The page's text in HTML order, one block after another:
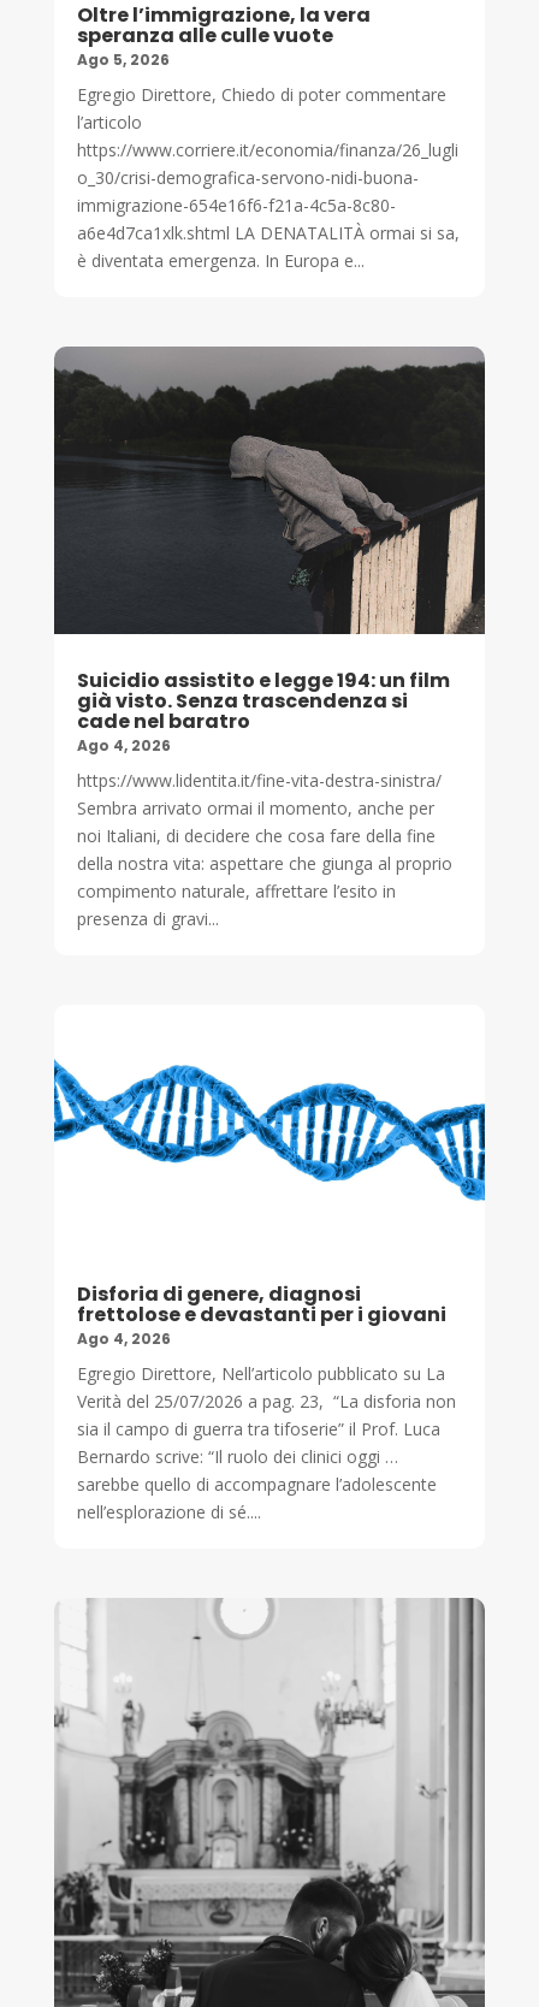
Oltre l’immigrazione, la vera
speranza alle culle vuote
Ago 5, 2026
Egregio Direttore, Chiedo di poter commentare
l’articolo
https://www.corriere.it/economia/finanza/26_lugli
o_30/crisi-demografica-servono-nidi-buona-
immigrazione-654e16f6-f21a-4c5a-8c80-
a6e4d7ca1xlk.shtml LA DENATALITÀ ormai si sa,
è diventata emergenza. In Europa e...
Suicidio assistito e legge 194: un film
già visto. Senza trascendenza si
cade nel baratro
Ago 4, 2026
https://www.lidentita.it/fine-vita-destra-sinistra/
Sembra arrivato ormai il momento, anche per
noi Italiani, di decidere che cosa fare della fine
della nostra vita: aspettare che giunga al proprio
compimento naturale, affrettare l’esito in
presenza di gravi...
Disforia di genere, diagnosi
frettolose e devastanti per i giovani
Ago 4, 2026
Egregio Direttore, Nell’articolo pubblicato su La
Verità del 25/07/2026 a pag. 23, “La disforia non
sia il campo di guerra tra tifoserie” il Prof. Luca
Bernardo scrive: “Il ruolo dei clinici oggi …
sarebbe quello di accompagnare l’adolescente
nell’esplorazione di sé....